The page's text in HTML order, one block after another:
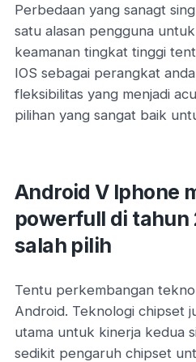
Perbedaan yang sanagt
satu alasan pengguna
keamanan tingkat tinggi
IOS sebagai perangkat
fleksibilitas yang menjadi
pilihan yang sangat baik
Android V Iphone
powerfull di tahun
salah pilih
Tentu perkembangan
Android. Teknologi chipset
utama untuk kinerja kedua
sedikit pengaruh chipset